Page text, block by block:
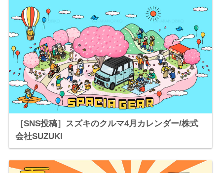
［SNS投稿］スズキのクルマ4月カレンダー/株式
会社SUZUKI